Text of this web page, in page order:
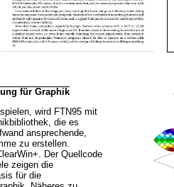
für Graphik
wird FTN95 mit
die es
ansprechende,
zu erstellen.
Der Quellcode
zeigen die
für die